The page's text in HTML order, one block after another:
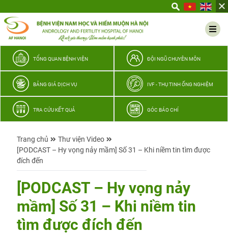
thương
TỔNG QUAN BỆNH VIỆN ĐỘI NGŨ CHUYÊN MÔN
BẢNG GIÁ DỊCH VỤ IVF - THỤ TINH ỐNG NGHIỆM
TRA CỨU KẾT QUẢ GÓC BÁO CHÍ
Trang chủ
Thư viện Video
[PODCAST – Hy vọng nảy mầm] Số 31 – Khi niềm tin tìm được
đích đến
[PODCAST – Hy vọng nảy
mầm] Số 31 – Khi niềm tin
tìm được đích đến